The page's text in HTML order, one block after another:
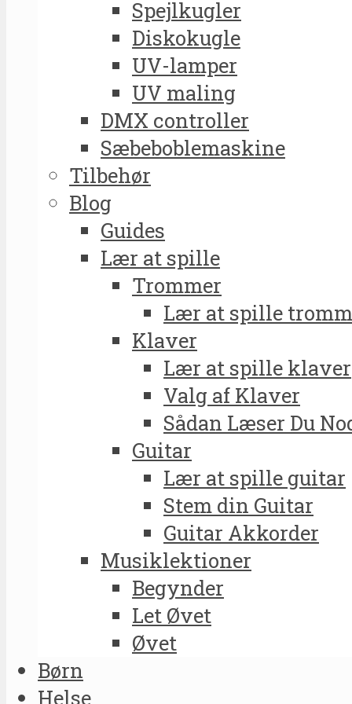
Spejlkugler
Diskokugle
UV-lamper
UV maling
DMX controller
Sæbeboblemaskine
Tilbehør
Blog
Guides
Lær at spille
Trommer
Lær at spille
Klaver
Lær at spille klaver
Valg af Klaver
Sådan Læser Du
Guitar
Lær at spille guitar
Stem din Guitar
Guitar Akkorder
Musiklektioner
Begynder
Let Øvet
Øvet
Børn
Helse